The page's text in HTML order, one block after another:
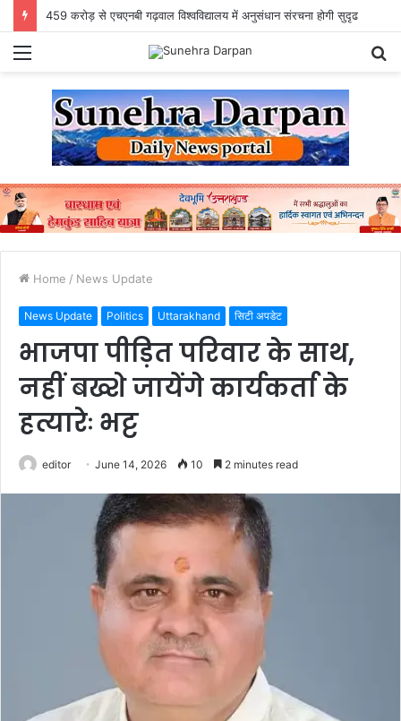
459 करोड़ से एचएनबी गढ़वाल विश्वविद्यालय में अनुसंधान संरचना होगी सुदृढ
Menu
Home / News Update
News Update Politics Uttarakhand सिटी अपडेट
भाजपा पीड़ित परिवार के साथ,
नहीं बख्शे जायेंगे कार्यकर्ता के
हत्यारेः भट्ट
editor June 14, 2026 10 2 minutes read